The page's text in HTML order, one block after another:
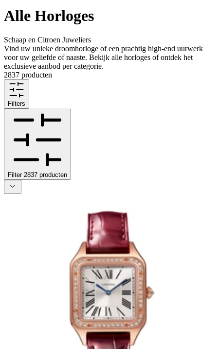
Alle Horloges
Schaap en Citroen Juweliers
Vind uw unieke droomhorloge of een prachtig high-end uurwerk
voor uw geliefde of naaste. Bekijk alle horloges of ontdek het
exclusieve aanbod per categorie.
2837 producten
Filters
Filter 2837 producten